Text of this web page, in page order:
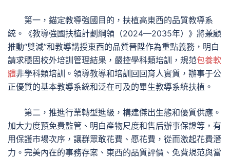
第一，錨定教導強國目的，扶植高東西的品質教導系
統。《教導強國扶植計劃綱領（2024—2035年）》將兼顧
推動“雙減”和教導講授東西的品質晉陞作為重點義務，明白
請求穩固校外培訓管理結果，嚴控學科類培訓，規范包養軟
體非學科類培訓。領導教導和培訓回回育人實質，辦事于公
正優質的基本教導系統和泛在可及的畢生教導系統扶植。
第二，推進行業轉型進級，構建傑出生態和優質供應。
加大力度預免費監管、明白產物尺度和售后辦事保證等，有
用保護市場次序，讓群眾敢花費、愿花費，從而激起花費潛
力。完美內在的事務存案、東西的品質評價、免費規范與當